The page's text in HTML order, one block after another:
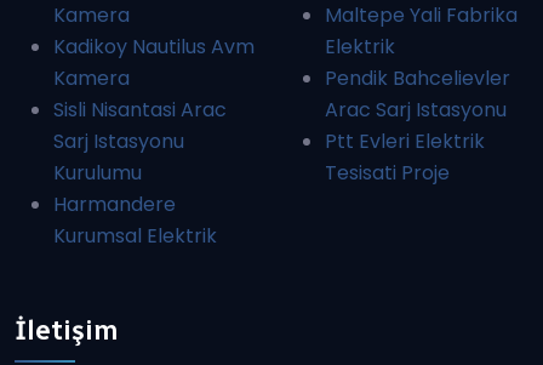
Kamera
Kadikoy Nautilus Avm
Kamera
Sisli Nisantasi Arac
Sarj Istasyonu
Kurulumu
Harmandere
Kurumsal Elektrik
Maltepe Yali Fabrika
Elektrik
Pendik Bahcelievler
Arac Sarj Istasyonu
Ptt Evleri Elektrik
Tesisati Proje
İletişim